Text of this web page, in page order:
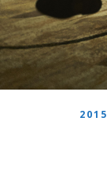
2015